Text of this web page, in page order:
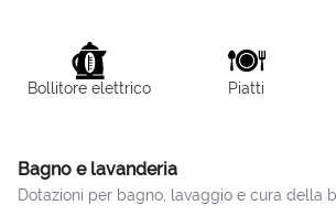
Bollitore elettrico Piatti
Bagno e lavanderia
Dotazioni per bagno, lavaggio e cura della